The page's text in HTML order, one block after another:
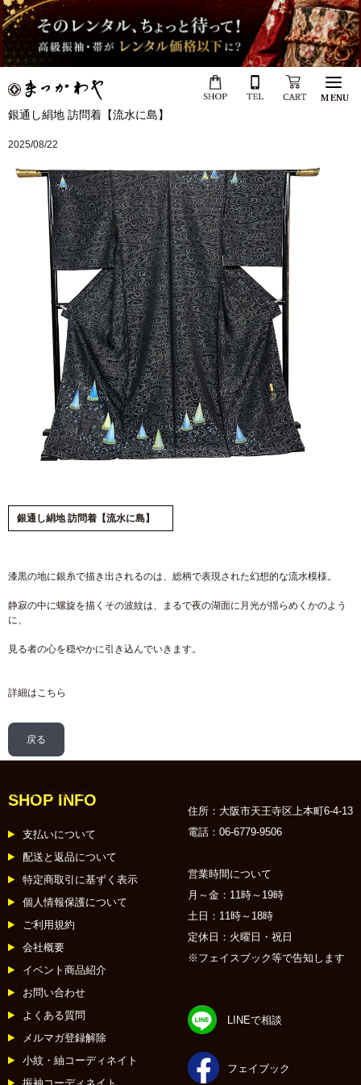
MENU
銀通し絹地 訪問着【流水に島】
2025/08/22
銀通し絹地 訪問着【流水に島】
漆黒の地に銀糸で描き出されるのは、総柄で表現された幻想的な流水模様。
静寂の中に螺旋を描くその波紋は、まるで夜の湖面に月光が揺らめくかのよう
に、
見る者の心を穏やかに引き込んでいきます。
詳細は こちら
戻る
ホーム:: ニュース
SHOP INFO
支払いについて
配送と返品について
特定商取引に基ずく表示
個人情報保護について
ご利用規約
会社概要
イベント商品紹介
お問い合わせ
よくある質問
メルマガ登録解除
小紋・紬コーディネイト
住所：大阪市天王寺区上本町6-4-13
電話：06-6779-9506
営業時間について
月～金：11時～19時
土日：11時～18時
定休日：火曜日・祝日
※フェイスブック等で告知します
LINEで相談
フェイブック